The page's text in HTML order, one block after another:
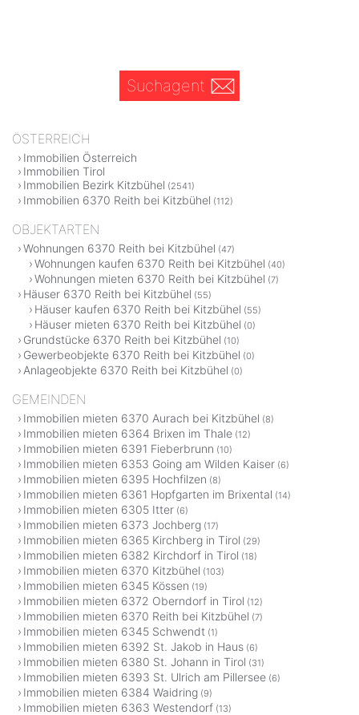
Suchagent
ÖSTERREICH
Immobilien Österreich
Immobilien Tirol
Immobilien Bezirk Kitzbühel (2541)
Immobilien 6370 Reith bei Kitzbühel (112)
OBJEKTARTEN
Wohnungen 6370 Reith bei Kitzbühel (47)
Wohnungen kaufen 6370 Reith bei Kitzbühel (40)
Wohnungen mieten 6370 Reith bei Kitzbühel (7)
Häuser 6370 Reith bei Kitzbühel (55)
Häuser kaufen 6370 Reith bei Kitzbühel (55)
Häuser mieten 6370 Reith bei Kitzbühel (0)
Grundstücke 6370 Reith bei Kitzbühel (10)
Gewerbeobjekte 6370 Reith bei Kitzbühel (0)
Anlageobjekte 6370 Reith bei Kitzbühel (0)
GEMEINDEN
Immobilien mieten 6370 Aurach bei Kitzbühel (8)
Immobilien mieten 6364 Brixen im Thale (12)
Immobilien mieten 6391 Fieberbrunn (10)
Immobilien mieten 6353 Going am Wilden Kaiser (6)
Immobilien mieten 6395 Hochfilzen (8)
Immobilien mieten 6361 Hopfgarten im Brixental (14)
Immobilien mieten 6305 Itter (6)
Immobilien mieten 6373 Jochberg (17)
Immobilien mieten 6365 Kirchberg in Tirol (29)
Immobilien mieten 6382 Kirchdorf in Tirol (18)
Immobilien mieten 6370 Kitzbühel (103)
Immobilien mieten 6345 Kössen (19)
Immobilien mieten 6372 Oberndorf in Tirol (12)
Immobilien mieten 6370 Reith bei Kitzbühel (7)
Immobilien mieten 6345 Schwendt (1)
Immobilien mieten 6392 St. Jakob in Haus (6)
Immobilien mieten 6380 St. Johann in Tirol (31)
Immobilien mieten 6393 St. Ulrich am Pillersee (6)
Immobilien mieten 6384 Waidring (9)
Immobilien mieten 6363 Westendorf (13)